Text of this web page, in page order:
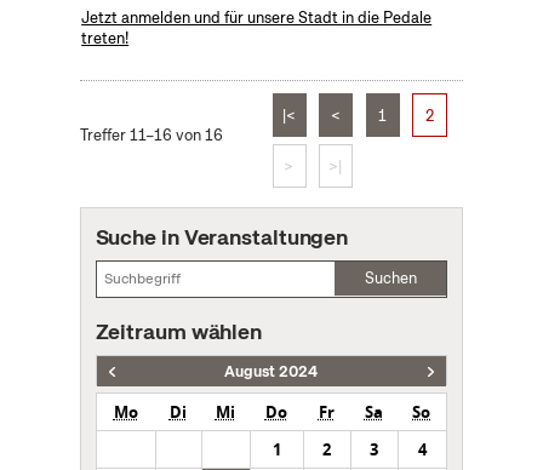
Jetzt anmelden und für unsere Stadt in die Pedale
treten!
Treffer 11–16 von 16
|< < 1 2
> >|
Suche in Veranstaltungen
Suchen
Zeitraum wählen
August 2024
Mo Di Mi Do Fr Sa
So
1
2 3
4